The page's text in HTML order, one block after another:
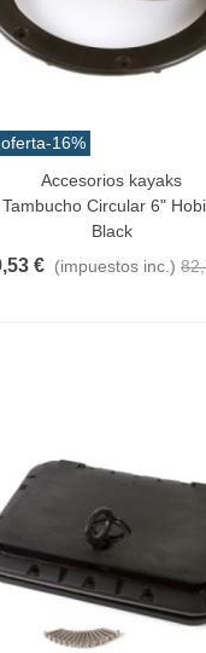
-16%
Al Carrito
Accesorios kayaks
Circular 6"
Black
€ (impuestos inc.)